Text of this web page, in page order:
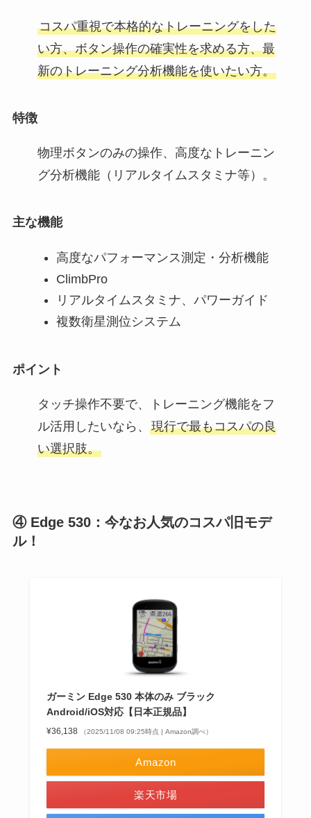
コスパ重視で本格的なトレーニングをした
い方、ボタン操作の確実性を求める方、最
新のトレーニング分析機能を使いたい方。
特徴
物理ボタンのみの操作、高度なトレーニン
グ分析機能（リアルタイムスタミナ等）。
主な機能
高度なパフォーマンス測定・分析機能
ClimbPro
リアルタイムスタミナ、パワーガイド
複数衛星測位システム
ポイント
タッチ操作不要で、トレーニング機能をフ
ル活用したいなら、 現行で最もコスパの良
い選択肢。
④ Edge 530：今なお人気のコスパ旧モデ
ル！
ガーミン Edge 530 本体のみ ブラック
Android/iOS対応【日本正規品】
¥36,138 （2025/11/08 09:25時点 | Amazon調べ）
Amazon
楽天市場